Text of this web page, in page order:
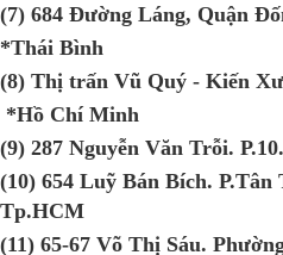
(7) 684 Đường Láng, Quận
*Thái Bình
(8) Thị trấn Vũ Quý - Kiến
*Hồ Chí Minh
(9) 287 Nguyễn Văn Trỗi.
(10) 654 Luỹ Bán Bích.
Tp.HCM
(11) 65-67 Võ Thị Sáu.